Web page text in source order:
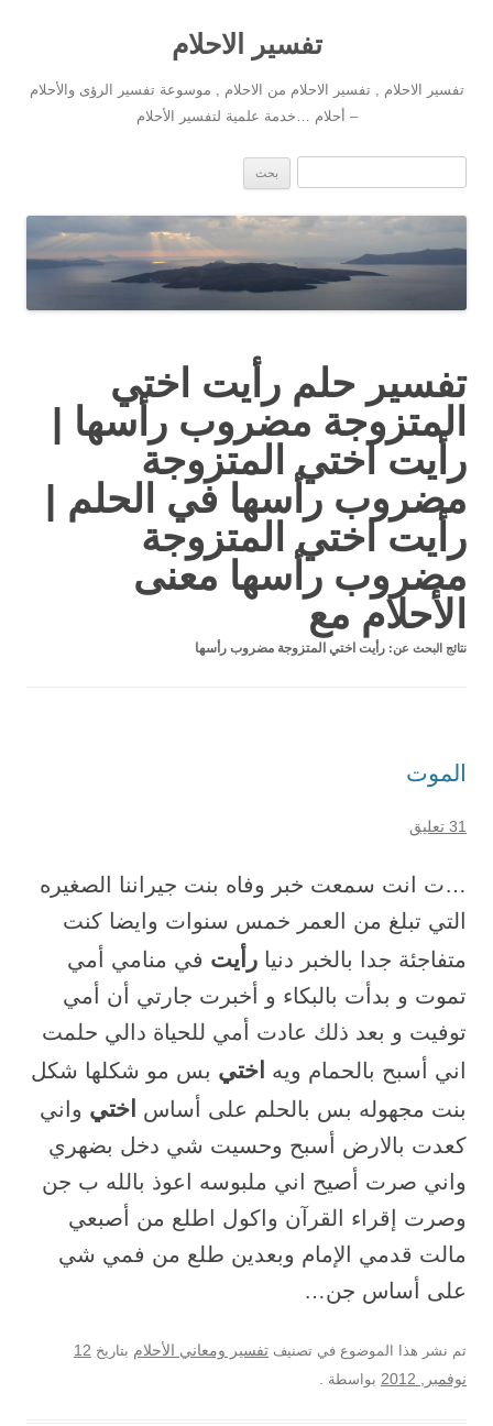
تفسير الاحلام
تفسير الاحلام , تفسير الاحلام من الاحلام , موسوعة تفسير الرؤى والأحلام
– أحلام …خدمة علمية لتفسير الأحلام
انتقل إلى المحتوى
تفسير حلم رأيت اختي
المتزوجة مضروب رأسها |
رأيت اختي المتزوجة
مضروب رأسها في الحلم |
رأيت اختي المتزوجة
مضروب رأسها معنى
الأحلام مع
نتائج البحث عن: رأيت اختي المتزوجة مضروب رأسها
الموت
31 تعليق
…ت انت سمعت خبر وفاه بنت جيراننا الصغيره
التي تبلغ من العمر خمس سنوات وايضا كنت
متفاجئة جدا بالخبر دنيا رأيت في منامي أمي
تموت و بدأت بالبكاء و أخبرت جارتي أن أمي
توفيت و بعد ذلك عادت أمي للحياة دالي حلمت
اني أسبح بالحمام ويه اختي بس مو شكلها شكل
بنت مجهوله بس بالحلم على أساس اختي واني
كعدت باﻻرض أسبح وحسيت شي دخل بضهري
واني صرت أصيح اني ملبوسه اعوذ بالله ب جن
وصرت إقراء القرآن واكول اطلع من أصبعي
مالت قدمي الإمام وبعدين طلع من فمي شي
على أساس جن…
تم نشر هذا الموضوع في تصنيف تفسير ومعاني الأحلام بتاريخ 12
نوفمبر, 2012
بواسطة .